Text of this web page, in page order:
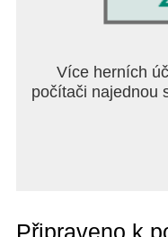
Více herních
počítači najednou